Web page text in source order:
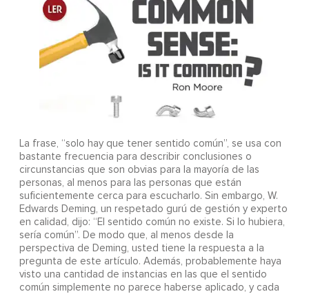
La frase, “solo hay que tener sentido común”, se usa con
bastante frecuencia para describir conclusiones o
circunstancias que son obvias para la mayoría de las
personas, al menos para las personas que están
suficientemente cerca para escucharlo. Sin embargo, W.
Edwards Deming, un respetado gurú de gestión y experto
en calidad, dijo: “El sentido común no existe. Si lo hubiera,
sería común”. De modo que, al menos desde la
perspectiva de Deming, usted tiene la respuesta a la
pregunta de este artículo. Además, probablemente haya
visto una cantidad de instancias en las que el sentido
común simplemente no parece haberse aplicado, y cada